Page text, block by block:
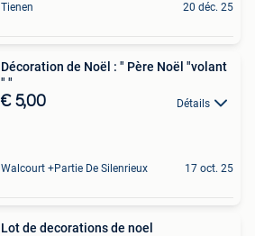
Tienen 20 déc. 25
Décoration de Noël : " Père Noël "volant
" "
€ 5,00 Détails
Walcourt +Partie De Silenrieux 17 oct. 25
Lot de decorations de noel